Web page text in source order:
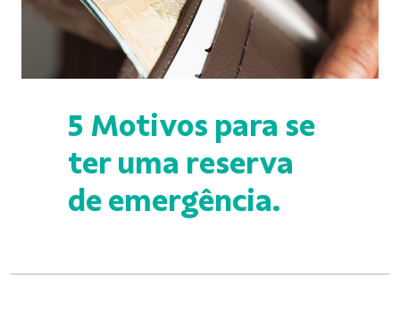
5 Motivos para se
ter uma reserva
de emergência.